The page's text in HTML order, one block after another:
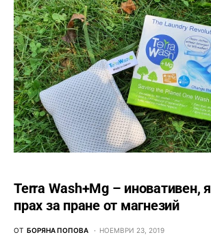
Terra Wash+Mg – иновативен,
прах за пране от магнезий
ОТ БОРЯНА ПОПОВА НОЕМВРИ 23, 2019